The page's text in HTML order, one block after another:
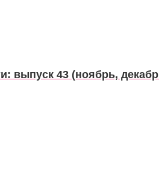
выпуск 43 (ноябрь,